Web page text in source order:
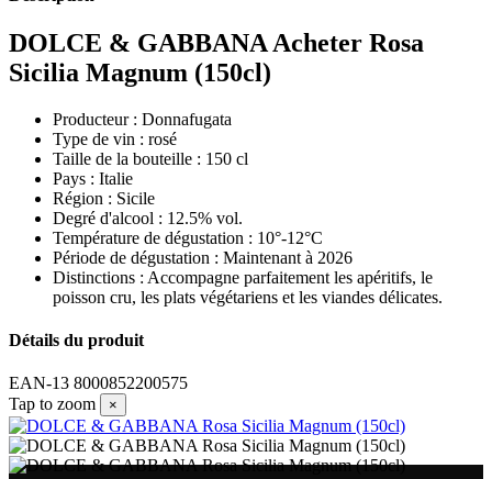
DOLCE & GABBANA Acheter Rosa
Sicilia Magnum (150cl)
Producteur : Donnafugata
Type de vin : rosé
Taille de la bouteille : 150 cl
Pays : Italie
Région : Sicile
Degré d'alcool : 12.5% vol.
Température de dégustation : 10°-12°C
Période de dégustation : Maintenant à 2026
Distinctions : Accompagne parfaitement les apéritifs, le
poisson cru, les plats végétariens et les viandes délicates.
Détails du produit
EAN-13 8000852200575
Tap to zoom
×